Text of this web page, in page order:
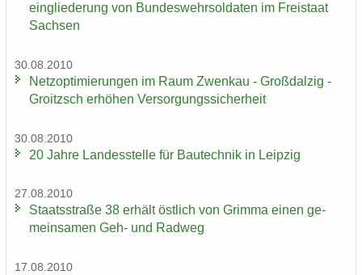
ein­glie­de­rung von Bun­des­wehr­sol­da­ten im Frei­staat
Sach­sen
30.08.2010
Netz­op­ti­mie­run­gen im Raum Zwenkau - Groß­dal­zig -
Groitzsch er­hö­hen Ver­sor­gungs­si­cher­heit
30.08.2010
20 Jahre Lan­des­stel­le für Bau­tech­nik in Leip­zig
27.08.2010
Staats­stra­ße 38 er­hält öst­lich von Grim­ma einen ge­
mein­sa­men Geh- und Rad­weg
17.08.2010